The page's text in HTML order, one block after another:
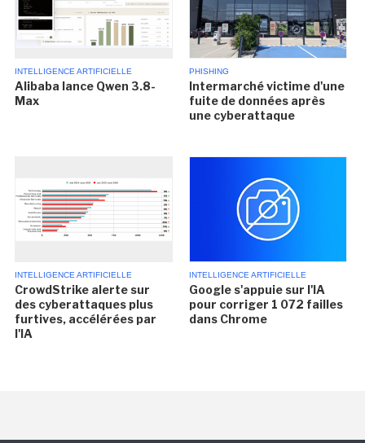
INTELLIGENCE ARTIFICIELLE
Alibaba lance Qwen 3.8-
Max
PHISHING
Intermarché victime d'une
fuite de données après
une cyberattaque
INTELLIGENCE ARTIFICIELLE
CrowdStrike alerte sur
des cyberattaques plus
furtives, accélérées par
l'IA
INTELLIGENCE ARTIFICIELLE
Google s'appuie sur l'IA
pour corriger 1 072 failles
dans Chrome